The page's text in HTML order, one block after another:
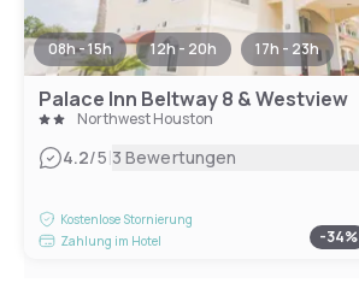
08h - 15h 12h - 20h 17h - 23h
Palace Inn Beltway 8 & Westview
Northwest Houston
4.2/5|3 Bewertungen
Kostenlose Stornierung
Zahlung im Hotel
-34%